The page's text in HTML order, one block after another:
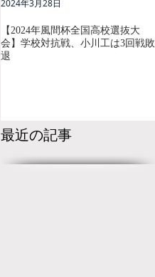
【2024年風間杯全国高校選抜大
会】学校対抗戦、小川工は3回戦敗
退
2024年3月28日
最近の記事